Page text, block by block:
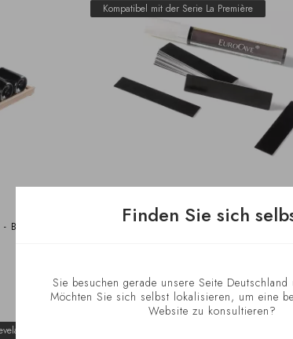
BIS ZU 77
Kompatibel mit der Serie La Première
Finden Sie sich
Sie besuchen gerade unsere Seite
Möchten Sie sich selbst lokalisieren, um eine
Website zu konsultieren?